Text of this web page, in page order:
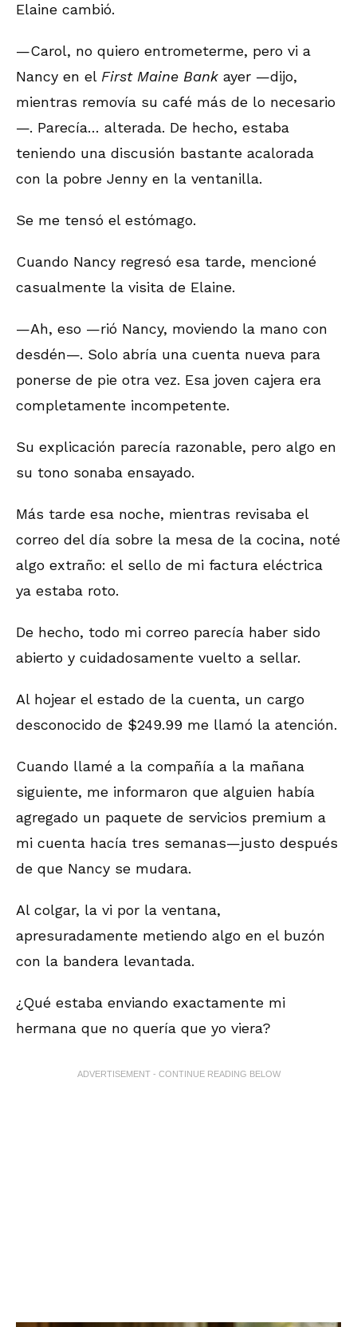
Elaine cambió.
—Carol, no quiero entrometerme, pero vi a
Nancy en el First Maine Bank ayer —dijo,
mientras removía su café más de lo necesario
—. Parecía… alterada. De hecho, estaba
teniendo una discusión bastante acalorada
con la pobre Jenny en la ventanilla.
Se me tensó el estómago.
Cuando Nancy regresó esa tarde, mencioné
casualmente la visita de Elaine.
—Ah, eso —rió Nancy, moviendo la mano con
desdén—. Solo abría una cuenta nueva para
ponerse de pie otra vez. Esa joven cajera era
completamente incompetente.
Su explicación parecía razonable, pero algo en
su tono sonaba ensayado.
Más tarde esa noche, mientras revisaba el
correo del día sobre la mesa de la cocina, noté
algo extraño: el sello de mi factura eléctrica
ya estaba roto.
De hecho, todo mi correo parecía haber sido
abierto y cuidadosamente vuelto a sellar.
Al hojear el estado de la cuenta, un cargo
desconocido de $249.99 me llamó la atención.
Cuando llamé a la compañía a la mañana
siguiente, me informaron que alguien había
agregado un paquete de servicios premium a
mi cuenta hacía tres semanas—justo después
de que Nancy se mudara.
Al colgar, la vi por la ventana,
apresuradamente metiendo algo en el buzón
con la bandera levantada.
¿Qué estaba enviando exactamente mi
hermana que no quería que yo viera?
ADVERTISEMENT - CONTINUE READING BELOW